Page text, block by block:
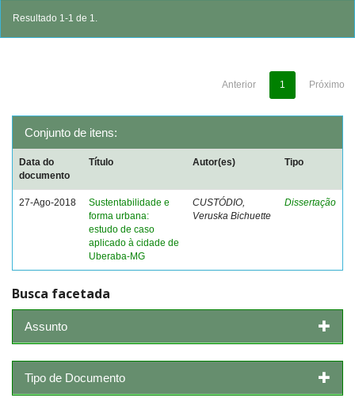
Resultado 1-1 de 1.
Anterior 1 Próximo
Conjunto de itens:
Data do
documento
Título Autor(es) Tipo
27-Ago-2018
Sustentabilidade e
forma urbana:
estudo de caso
aplicado à cidade de
Uberaba-MG
CUSTÓDIO,
Veruska Bichuette
Dissertação
Busca facetada
Assunto
Tipo de Documento